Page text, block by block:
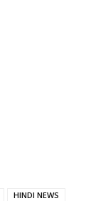
HINDI NEWS